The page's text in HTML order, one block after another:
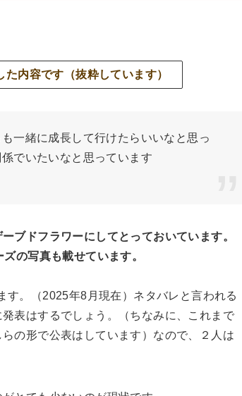
内容です（抜粋しています）
一緒に成長して行けたらいいなと思っ
でいたいなと思っています
ブドフラワーにしてとっておいています。
の写真も載せています。
。（2025年8月現在）ネタバレと言われる
表はするでしょう。（ちなみに、これまで
の形で公表はしています）なので、２人は